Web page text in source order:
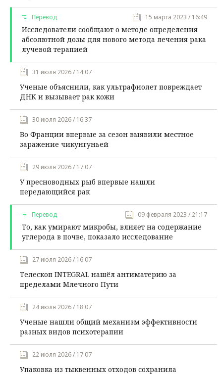
Перевод 15 марта 2023 / 16:49
Исследователи сообщают о методе определения
абсолютной дозы для нового метода лечения рака
лучевой терапией
31 июля 2026 / 14:07
Ученые объяснили, как ультрафиолет повреждает
ДНК и вызывает рак кожи
30 июля 2026 / 16:37
Во Франции впервые за сезон выявили местное
заражение чикунгуньей
29 июля 2026 / 17:07
У пресноводных рыб впервые нашли
передающийся рак
Перевод 09 февраля 2023 / 21:17
То, как умирают микробы, влияет на содержание
углерода в почве, показало исследование
27 июля 2026 / 16:07
Телескоп INTEGRAL нашёл антиматерию за
пределами Млечного Пути
24 июля 2026 / 18:07
Ученые нашли общий механизм эффективности
разных видов психотерапии
22 июля 2026 / 17:07
Упаковка из тыквенных отходов сохранила